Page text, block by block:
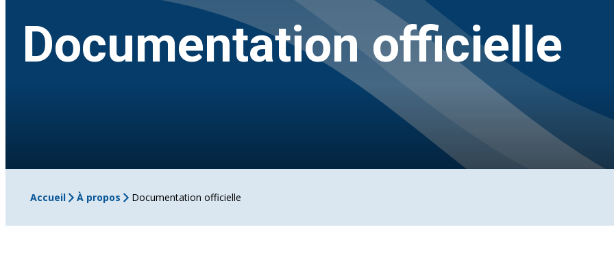
Documentation officielle
Accueil À propos Documentation officielle